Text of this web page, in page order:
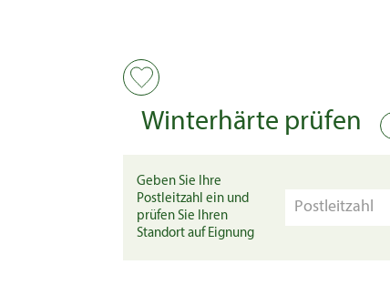
Winterhärte prüfen
Geben Sie Ihre
Postleitzahl ein und
prüfen Sie Ihren
Standort auf Eignung